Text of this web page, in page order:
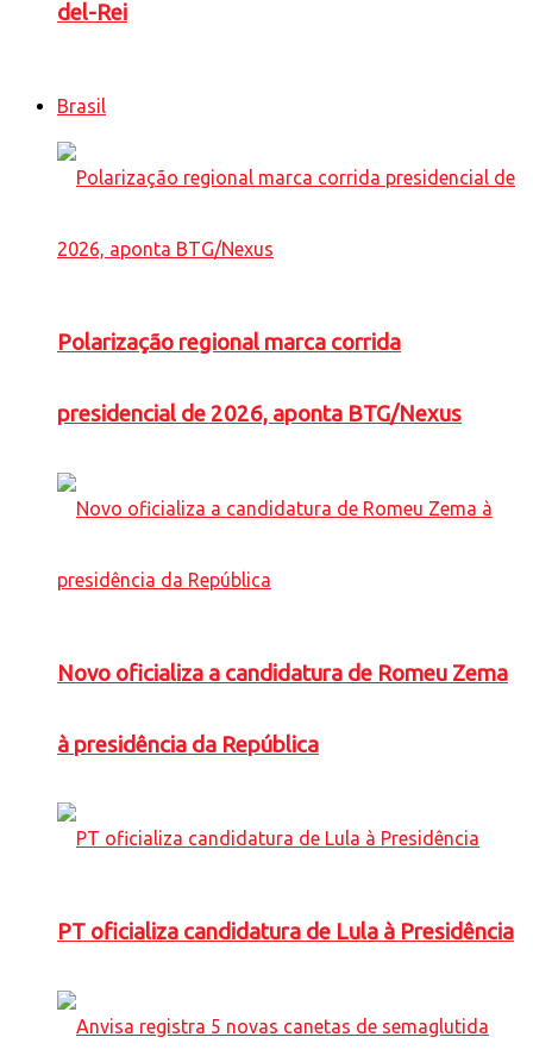
del-Rei
Brasil
Polarização regional marca corrida
presidencial de 2026, aponta BTG/Nexus
Novo oficializa a candidatura de Romeu Zema
à presidência da República
PT oficializa candidatura de Lula à Presidência